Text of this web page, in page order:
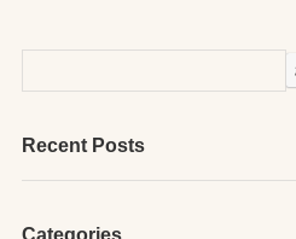
Recent Posts
Categories